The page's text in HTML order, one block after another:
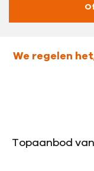
We regelen
Topaanbod